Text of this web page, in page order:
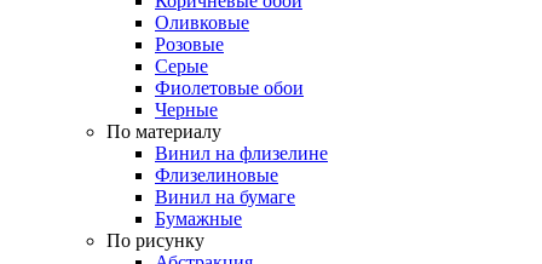
Оливковые
Розовые
Серые
Фиолетовые обои
Черные
По материалу
Винил на флизелине
Флизелиновые
Винил на бумаге
Бумажные
По рисунку